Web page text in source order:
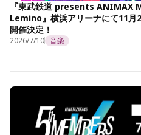
『東武鉄道 presents ANIMAX
Lemino』横浜アリーナにて11月
開催決定！
2026/7/10 音楽